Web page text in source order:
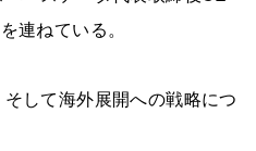
連ねている。
して海外展開への戦略につ